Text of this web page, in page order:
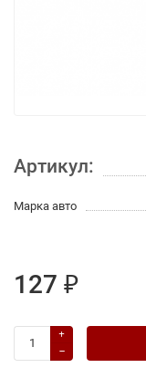
Артикул:
Марка авто
127 ₽